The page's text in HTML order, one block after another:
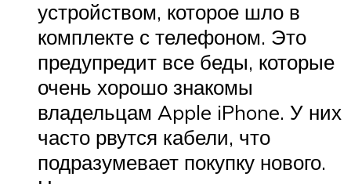
устройством, которое шло в
комплекте с телефоном. Это
предупредит все беды, которые
очень хорошо знакомы
владельцам Apple iPhone. У них
часто рвутся кабели, что
подразумевает покупку нового.